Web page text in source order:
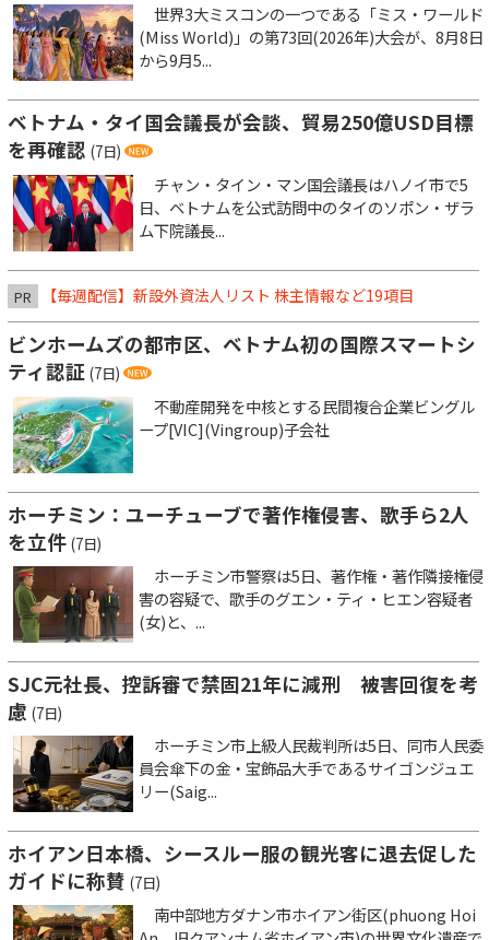
世界3大ミスコンの一つである「ミス・ワールド
(Miss World)」の第73回(2026年)大会が、8月8日
から9月5...
ベトナム・タイ国会議長が会談、貿易250億USD目標
を再確認 (7日)
チャン・タイン・マン国会議長はハノイ市で5
日、ベトナムを公式訪問中のタイのソポン・ザラ
ム下院議長...
PR 【毎週配信】新設外資法人リスト 株主情報など19項目
ビンホームズの都市区、ベトナム初の国際スマートシ
ティ認証 (7日)
不動産開発を中核とする民間複合企業ビングル
ープ[VIC](Vingroup)子会社
ホーチミン：ユーチューブで著作権侵害、歌手ら2人
を立件 (7日)
ホーチミン市警察は5日、著作権・著作隣接権侵
害の容疑で、歌手のグエン・ティ・ヒエン容疑者
(女)と、...
SJC元社長、控訴審で禁固21年に減刑 被害回復を考
慮 (7日)
ホーチミン市上級人民裁判所は5日、同市人民委
員会傘下の金・宝飾品大手であるサイゴンジュエ
リー(Saig...
ホイアン日本橋、シースルー服の観光客に退去促した
ガイドに称賛 (7日)
南中部地方ダナン市ホイアン街区(phuong Hoi